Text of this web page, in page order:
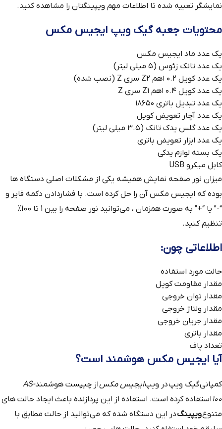
نمایشگر تعبیه شده تا اطلاعات مهم ویپینگتان را مشاهده کنید.
محتویات جعبهگیک ویپ ایجیس مکس
یک عدد ماد ایجیس مکس
یک عدد تانک زئوس (۵ میلی لیتر)
یک عدد کویل ۰.۲ اهم Z2 سری Z (نصب شده)
یک عدد کویل ۰.۴ اهم Z1 سری Z
یک عدد تبدیل باتری ۱۸۶۵۰
یک عدد آچار تعویض کویل
یک عدد گلس یدک تانک (۳.۵ میلی لیتر)
یک عدد ابزار تعویض باتری
یک بسته لوازم یدکی
کابل میکرو USB
میزان نور صفحه نمایش همیشه یکی از مشکلات اصلی دستگاه ها
بوده که ایجیس مکس آن را حل کرده است. با فشاردادن دکمه فایر و
“-” یا “+” به صورت همزمان ، می‌توانید نور صفحه را بین 1 تا 100%
تنظیم کنید.
اطلاعاتی چون:
حالت مورد استفاده
مقدار مقاومت کویل
مقدار توان خروجی
مقدار ولتاژ خروجی
مقدار جریان خروجی
مقدار باتری
تعداد پاف
آیا ایجیس مکس هوشمند است؟
کمپانی گیک ویپ در ویپایجیس مکساز چیپست هوشمندAS-
100استفاده کرده است. استفاده از این پردازنده باعث ایجاد حالت های
متنوعویپینگدر این دستگاه شده که می‌توانید از حالت مطابق با